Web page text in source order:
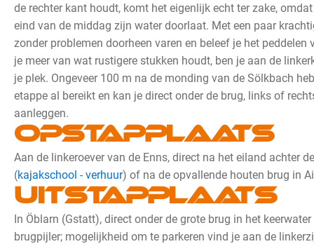
de rechter kant houdt, komt het eigenlijk echt ter zake,
eind van de middag zijn water doorlaat. Met een paar
zonder problemen doorheen varen en beleef je het peddelen
je meer van wat rustigere stukken houdt, ben je aan de
je plek. Ongeveer 100 m na de monding van de Sölkbach
etappe al bereikt en kan je direct onder de brug, links of
aanleggen.
Opstapplaats
Aan de linkeroever van de Enns, direct na het eiland achter
(kajakschool - verhuur) of na de opvallende houten brug in
Uitstapplaats
In Öblarn (Gstatt), direct onder de grote brug in het
brugpijler; mogelijkheid om te parkeren vind je aan de